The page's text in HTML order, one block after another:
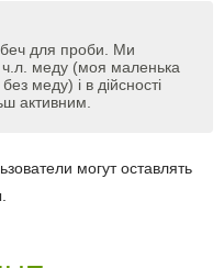
для проби. Ми
ч.л. меду (моя маленька
меду) і в дійсності
активним.
могут оставлять